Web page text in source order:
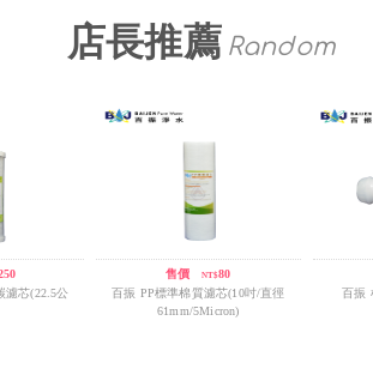
店長推薦 Random
濾芯(22.5公
售價 NT$80
百振 PP標準棉質濾芯(10吋/直徑
61mm/5Micron)
百振